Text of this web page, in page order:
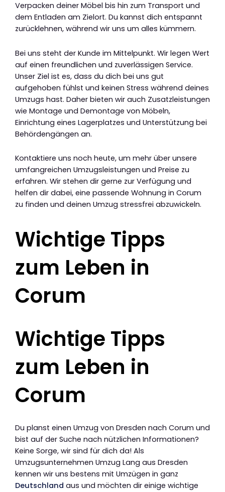
Verpacken deiner Möbel bis hin zum Transport und
dem Entladen am Zielort. Du kannst dich entspannt
zurücklehnen, während wir uns um alles kümmern.
Bei uns steht der Kunde im Mittelpunkt. Wir legen Wert
auf einen freundlichen und zuverlässigen Service.
Unser Ziel ist es, dass du dich bei uns gut
aufgehoben fühlst und keinen Stress während deines
Umzugs hast. Daher bieten wir auch Zusatzleistungen
wie Montage und Demontage von Möbeln,
Einrichtung eines Lagerplatzes und Unterstützung bei
Behördengängen an.
Kontaktiere uns noch heute, um mehr über unsere
umfangreichen Umzugsleistungen und Preise zu
erfahren. Wir stehen dir gerne zur Verfügung und
helfen dir dabei, eine passende Wohnung in Corum
zu finden und deinen Umzug stressfrei abzuwickeln.
Wichtige Tipps
zum Leben in
Corum
Wichtige Tipps
zum Leben in
Corum
Du planst einen Umzug von Dresden nach Corum und
bist auf der Suche nach nützlichen Informationen?
Keine Sorge, wir sind für dich da! Als
Umzugsunternehmen Umzug Lang aus Dresden
kennen wir uns bestens mit Umzügen in ganz
Deutschland aus und möchten dir einige wichtige